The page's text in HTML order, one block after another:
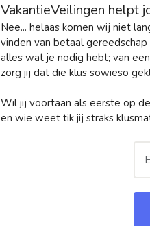
VakantieVeilingen helpt
Nee... helaas komen wij niet
vinden van betaal
alles wat je nodig hebt; van
zorg jij dat die klus sowieso
Wil jij voortaan als eerste op
en wie weet tik jij straks